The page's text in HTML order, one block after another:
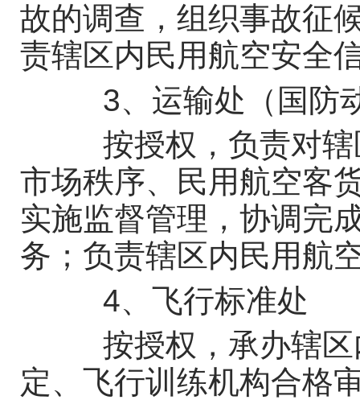
故的调查，组织事故征
责辖区内民用航空安全
3、运输处（国防
按授权，负责对辖
市场秩序、民用航空客
实施监督管理，协调完
务；负责辖区内民用航
4、飞行标准处
按授权，承办辖区
定、飞行训练机构合格